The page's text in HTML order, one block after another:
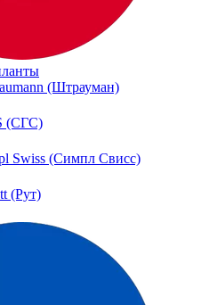
(Штрауман)
(СГС)
Swiss (Симпл Свисс)
(Рут)